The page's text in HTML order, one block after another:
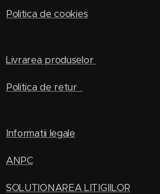
Politica de cookies
Livrarea produselor
Politica de retur
Informatii legale
ANPC
SOLUTIONAREA LITIGIILOR